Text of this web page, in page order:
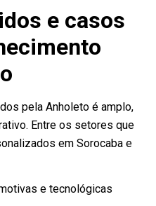
e casos
pela Anholeto é amplo,
Entre os setores que
em Sorocaba e
e tecnológicas